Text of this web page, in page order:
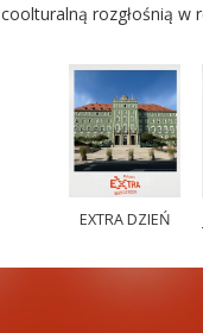
coolturalną rozgłośnią w
EXTRA DZIEŃ